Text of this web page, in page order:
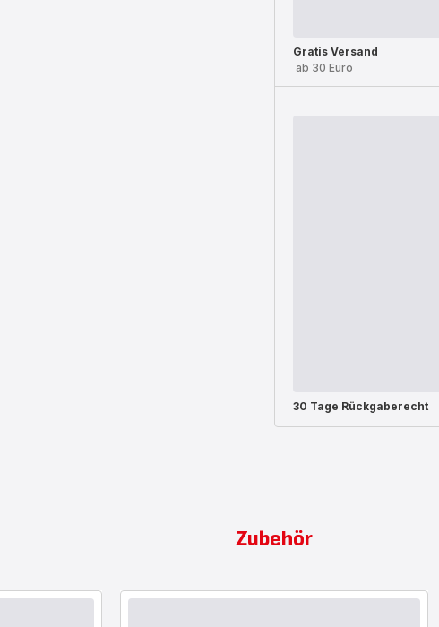
Gratis Versand
ab 30 Euro
30 Tage Rückgaberecht
Zubehör